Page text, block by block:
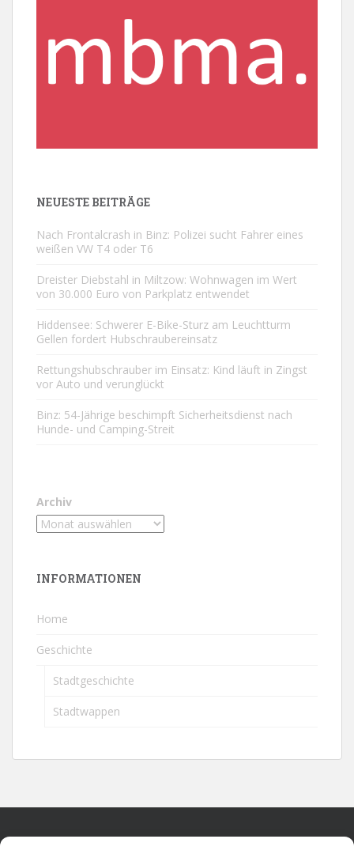
NEUESTE BEITRÄGE
Nach Frontalcrash in Binz: Polizei sucht Fahrer eines
weißen VW T4 oder T6
Dreister Diebstahl in Miltzow: Wohnwagen im Wert
von 30.000 Euro von Parkplatz entwendet
Hiddensee: Schwerer E-Bike-Sturz am Leuchtturm
Gellen fordert Hubschraubereinsatz
Rettungshubschrauber im Einsatz: Kind läuft in Zingst
vor Auto und verunglückt
Binz: 54-Jährige beschimpft Sicherheitsdienst nach
Hunde- und Camping-Streit
Archiv
INFORMATIONEN
Home
Geschichte
Stadtgeschichte
Stadtwappen